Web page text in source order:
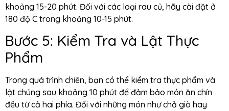
khoảng 15-20 phút. Đối với các loại rau củ, hãy cài đặt ở
180 độ C trong khoảng 10-15 phút.
Bước 5: Kiểm Tra và Lật Thực
Phẩm
Trong quá trình chiên, bạn có thể kiểm tra thực phẩm và
lật chúng sau khoảng 10 phút để đảm bảo món ăn chín
đều từ cả hai phía. Đối với những món như chả giò hay